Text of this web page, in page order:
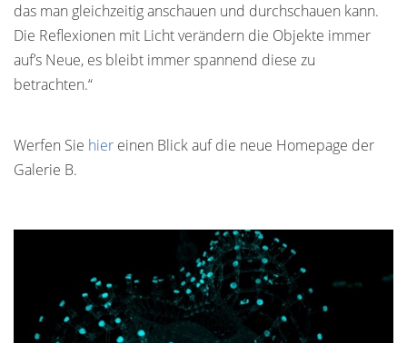
das man gleichzeitig anschauen und durchschauen kann.
Die Reflexionen mit Licht verändern die Objekte immer
auf’s Neue, es bleibt immer spannend diese zu
betrachten.“
Werfen Sie hier einen Blick auf die neue Homepage der
Galerie B.